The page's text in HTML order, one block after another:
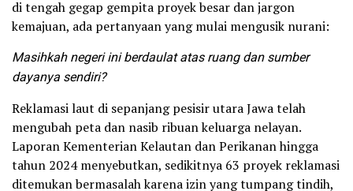
di tengah gegap gempita proyek besar dan jargon
kemajuan, ada pertanyaan yang mulai mengusik nurani:
Masihkah negeri ini berdaulat atas ruang dan sumber
dayanya sendiri?
Reklamasi laut di sepanjang pesisir utara Jawa telah
mengubah peta dan nasib ribuan keluarga nelayan.
Laporan Kementerian Kelautan dan Perikanan hingga
tahun 2024 menyebutkan, sedikitnya 63 proyek reklamasi
ditemukan bermasalah karena izin yang tumpang tindih,